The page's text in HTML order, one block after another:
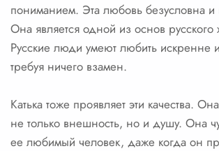
пониманием. Эта любовь безусловна
Она является одной из основ русского
Русские люди умеют любить искренне
требуя ничего взамен.
Катька тоже проявляет эти качества.
не только внешность, но и душу. Она
ее любимый человек, даже когда он